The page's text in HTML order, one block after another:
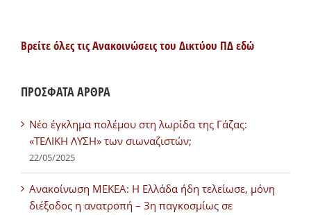
Βρείτε όλες τις Ανακοινώσεις του Δικτύου ΠΔ εδώ
ΠΡΟΣΦΑΤΑ ΑΡΘΡΑ
Νέο έγκλημα πολέμου στη λωρίδα της Γάζας:
«ΤΕΛΙΚΗ ΛΥΣΗ» των σιωναζιστών;
22/05/2025
Ανακοίνωση ΜΕΚΕΑ: Η Ελλάδα ήδη τελείωσε, μόνη
διέξοδος η ανατροπή – 3η παγκοσμίως σε